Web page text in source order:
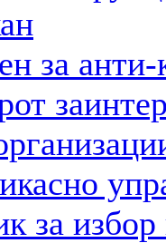
за анти-
за избор